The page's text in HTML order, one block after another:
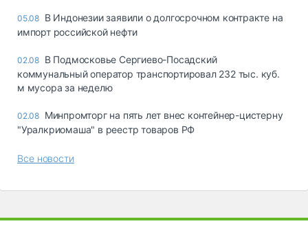
05.08 В Индонезии заявили о долгосрочном контракте на
импорт российской нефти
02.08 В Подмосковье Сергиево-Посадский
коммунальный оператор транспортировал 232 тыс. куб.
м мусора за неделю
02.08 Минпромторг на пять лет внес контейнер-цистерну
"Уралкриомаша" в реестр товаров РФ
Все новости